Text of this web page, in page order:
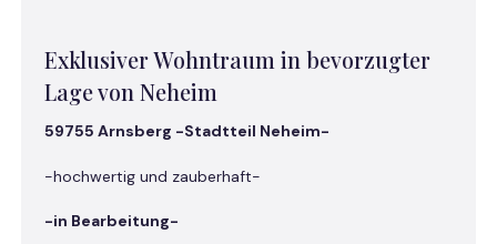
Exklusiver Wohntraum in bevorzugter
Lage von Neheim
59755 Arnsberg -Stadtteil Neheim-
-hochwertig und zauberhaft-
-in Bearbeitung-